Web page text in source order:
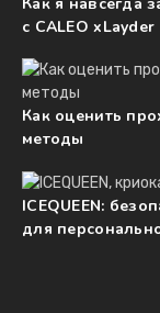
с CALEO xLayder
Как оценить
методы
ICEQUEEN:
для